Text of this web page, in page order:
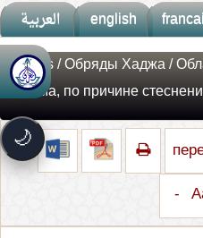
العربية english
🌙
🚀 جديد الموقع!
تعرف على أحدث المميزات
⚡سرعة فائقة
🎨
🔔 إشعارات ذكية
جديد بخطوة واحدة
Fatwas/Обряды Хаджа/
ихрама, по причине
-